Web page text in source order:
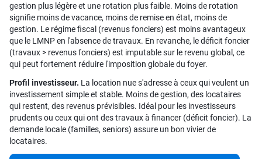
gestion plus légère et une rotation plus faible. Moins de rotation
signifie moins de vacance, moins de remise en état, moins de
gestion. Le régime fiscal (revenus fonciers) est moins avantageux
que le LMNP en l'absence de travaux. En revanche, le déficit foncier
(travaux > revenus fonciers) est imputable sur le revenu global, ce
qui peut fortement réduire l'imposition globale du foyer.
Profil investisseur. La location nue s'adresse à ceux qui veulent un
investissement simple et stable. Moins de gestion, des locataires
qui restent, des revenus prévisibles. Idéal pour les investisseurs
prudents ou ceux qui ont des travaux à financer (déficit foncier). La
demande locale (familles, seniors) assure un bon vivier de
locataires.